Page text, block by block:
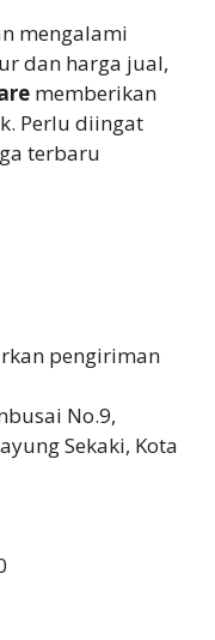
mengalami
dan harga jual,
memberikan
Perlu diingat
terbaru
pengiriman
No.9,
Sekaki, Kota